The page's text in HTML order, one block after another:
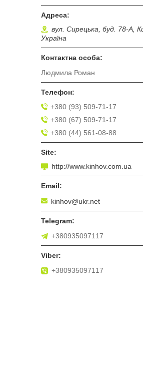
вул. Сирецька, буд. 78-А,
Україна
Людмила Роман
+380 (93) 509-71-17
+380 (67) 509-71-17
+380 (44) 561-08-88
http://www.kinhov.com.ua
kinhov@ukr.net
+380935097117
+380935097117